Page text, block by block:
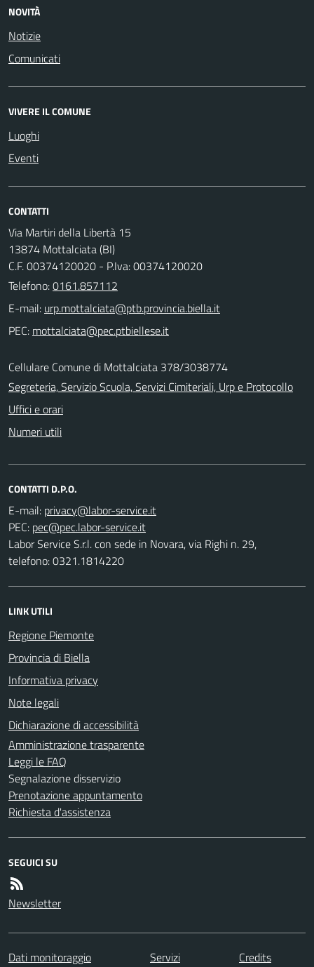
NOVITÀ
Notizie
Comunicati
VIVERE IL COMUNE
Luoghi
Eventi
CONTATTI
Via Martiri della Libertà 15
13874 Mottalciata (BI)
C.F. 00374120020 - P.Iva: 00374120020
Telefono:0161.857112
E-mail:
PEC:
Cellulare Comune di Mottalciata 378/3038774
Segreteria, Servizio Scuola, Servizi Cimiteriali, Urp e Protocollo
Uffici e orari
Numeri utili
CONTATTI D.P.O.
E-mail:
PEC:
Labor Service S.r.l. con sede in Novara, via Righi n. 29,
telefono: 0321.1814220
LINK UTILI
Regione Piemonte
Provincia di Biella
Informativa privacy
Note legali
Dichiarazione di accessibilità
Amministrazione trasparente
Leggi le FAQ
Segnalazione disservizio
Prenotazione appuntamento
Richiesta d'assistenza
SEGUICI SU
Newsletter
Dati monitoraggio Servizi
Credits